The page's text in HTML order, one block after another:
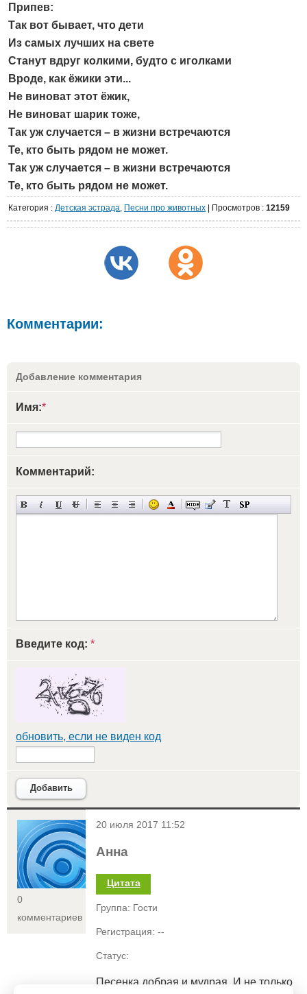
Припев:
Так вот бывает, что дети
Из самых лучших на свете
Станут вдруг колкими, будто с иголками
Вроде, как ёжики эти...
Не виноват этот ёжик,
Не виноват шарик тоже,
Так уж случается – в жизни встречаются
Те, кто быть рядом не может.
Так уж случается – в жизни встречаются
Те, кто быть рядом не может.
Категория : Детская эстрада, Песни про животных Просмотров : 12159
Комментарии:
Добавление комментария
Имя:*
Комментарий:
Введите код: *
обновить, если не виден код
Добавить
<
0
комментариев
20 июля 2017 11:52
Анна
Цитата
Группа: Гости
Регистрация: --
Статус:
Песенка добрая и мудрая. И не только